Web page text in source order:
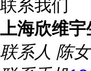
联系我们
上海欣维宇
联系人 陈